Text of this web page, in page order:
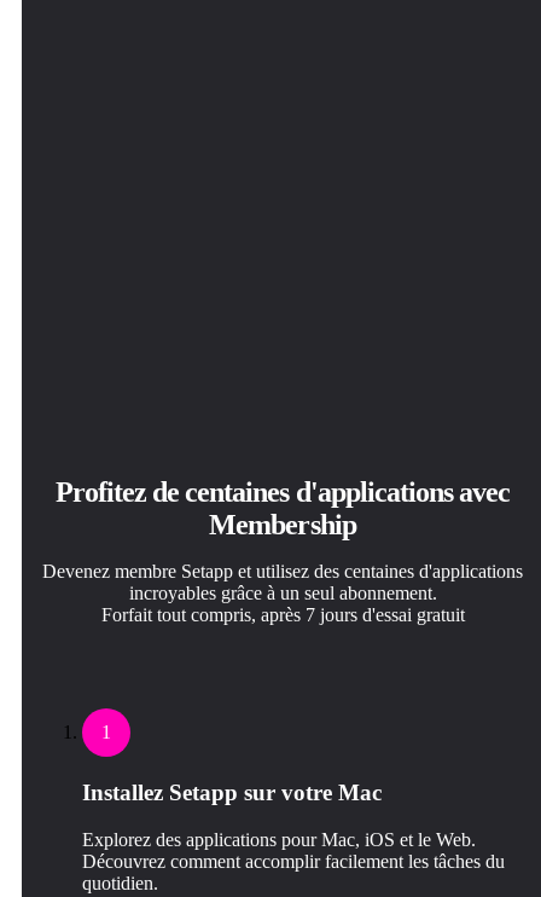
Profitez de centaines d'applications avec
Membership
Devenez membre Setapp et utilisez des centaines d'applications
incroyables grâce à un seul abonnement.
Forfait tout compris, après 7 jours d'essai gratuit
1
Installez Setapp sur votre Mac
Explorez des applications pour Mac, iOS et le Web.
Découvrez comment accomplir facilement les tâches du
quotidien.